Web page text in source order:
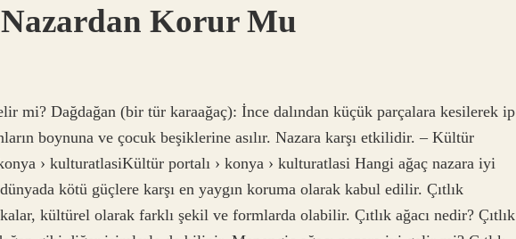
Korur Mu
mi? Dağdağan (bir tür karaağaç): İnce dalından küçük parçalara kesilerek ip
boynuna ve çocuk beşiklerine asılır. Nazara karşı etkilidir. – Kültür
› kulturatlasiKültür portalı › konya › kulturatlasi Hangi ağaç nazara iyi
kötü güçlere karşı en yaygın koruma olarak kabul edilir. Çıtlık
kültürel olarak farklı şekil ve formlarda olabilir. Çıtlık ağacı nedir? Çıtlık